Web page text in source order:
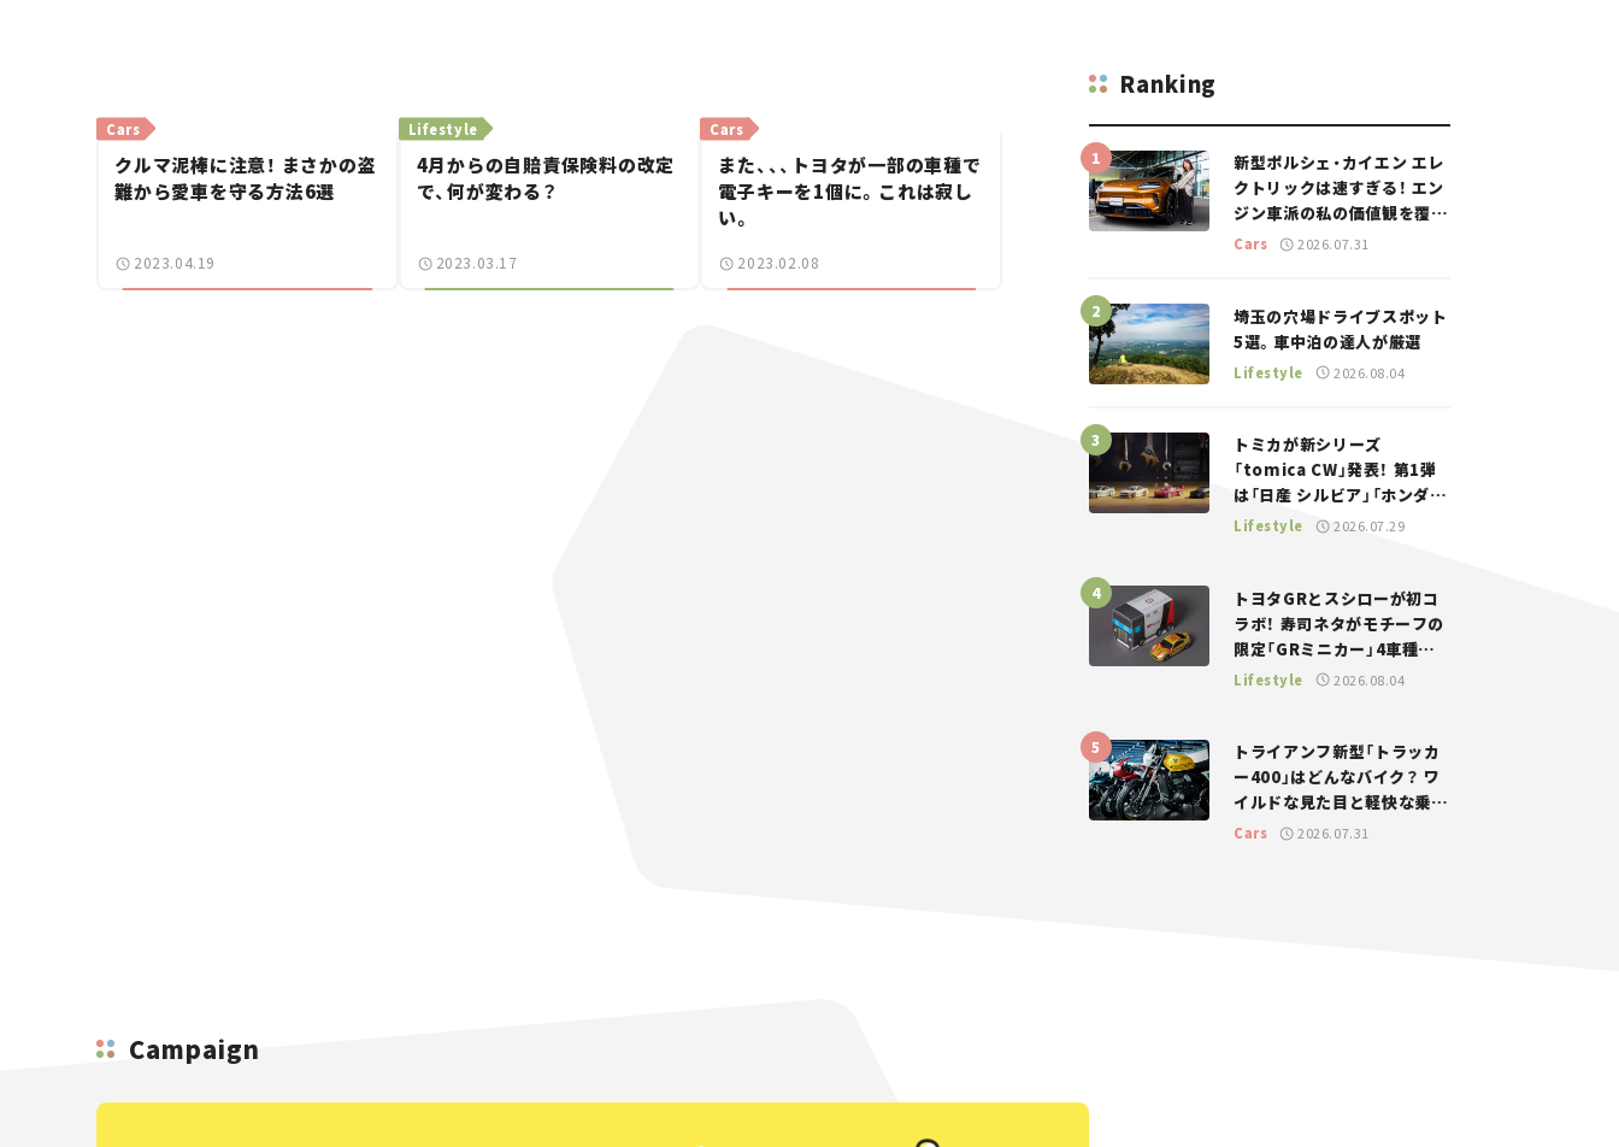
Cars
クルマ泥棒に注意！ まさかの盗
難から愛車を守る方法6選
2023.04.19
Lifestyle
4月からの自賠責保険料の改定
で、何が変わる？
2023.03.17
Cars
また、、、トヨタが一部の車種で
電子キーを1個に。これは寂し
い。
2023.02.08
Campaign
Ranking
新型ポルシェ・カイエン エレ
クトリックは速すぎる！ エン
ジン車派の私の価値観を覆し
た、新しいポルシェの走り。
Cars 2026.07.31
埼玉の穴場ドライブスポット
5選。車中泊の達人が厳選
Lifestyle 2026.08.04
トミカが新シリーズ
「tomica CW」発表！ 第1弾
は「日産 シルビア」「ホンダ
NSX」が登場。世界が注目す
Lifestyle 2026.07.29
トヨタGRとスシローが初コ
ラボ！ 寿司ネタがモチーフの
限定「GRミニカー」4車種が
登場。入手方法は？【クルマ
Lifestyle 2026.08.04
トライアンフ新型「トラッカ
ー400」はどんなバイク？ ワ
イルドな見た目と軽快な乗り
味を両立した400ccフラット
Cars 2026.07.31